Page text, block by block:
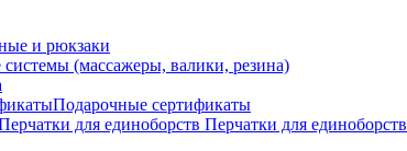
и рюкзаки
(массажеры, валики, резина)
Подарочные сертификаты
Перчатки для единоборств